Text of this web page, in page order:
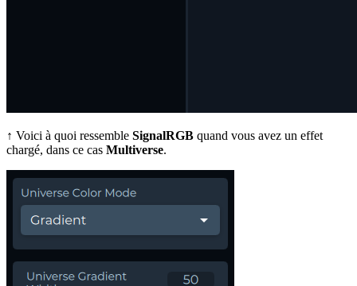
↑ Voici à quoi ressemble SignalRGB quand vous avez un effet
chargé, dans ce cas Multiverse.